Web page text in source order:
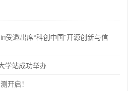
受邀出席“科创中国”开源创新与信
学站成功举办
开启！